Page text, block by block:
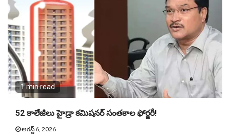
1 min read
52 కాలేజీలు హైడ్రా కమిషనర్ సంతకాల ఫోర్జరీ!
ఆగస్ట్ 6, 2026